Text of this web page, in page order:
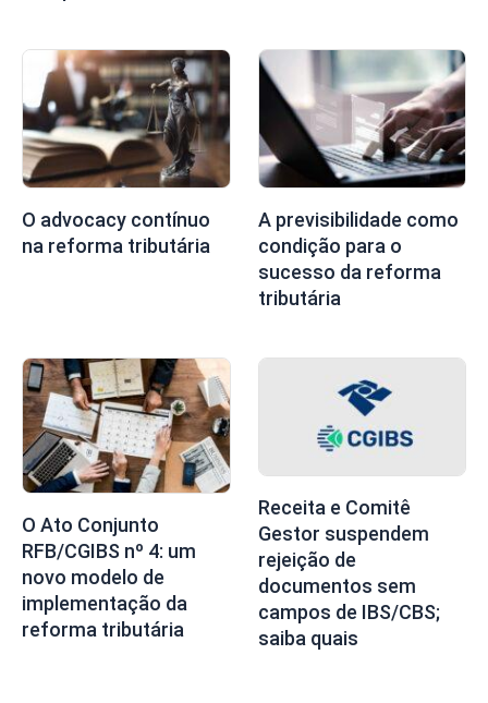
O advocacy contínuo
na reforma tributária
A previsibilidade como
condição para o
sucesso da reforma
tributária
O Ato Conjunto
RFB/CGIBS nº 4: um
novo modelo de
implementação da
reforma tributária
Receita e Comitê
Gestor suspendem
rejeição de
documentos sem
campos de IBS/CBS;
saiba quais